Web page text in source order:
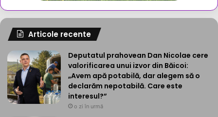
Articole recente
Deputatul prahovean Dan Nicolae cere
valorificarea unui izvor din Băicoi:
„Avem apă potabilă, dar alegem să o
declarăm nepotabilă. Care este
interesul?”
o zi în urmă